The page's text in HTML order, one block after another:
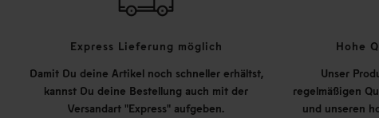
Express Lieferung möglich
Damit Du deine Artikel noch schneller erhältst,
kannst Du deine Bestellung auch mit der
Versandart "Express" aufgeben.
Hohe
Unser
regelmäßigen
und unseren